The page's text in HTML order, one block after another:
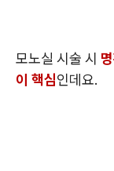
모노실 시술 시
이 핵심인데요.